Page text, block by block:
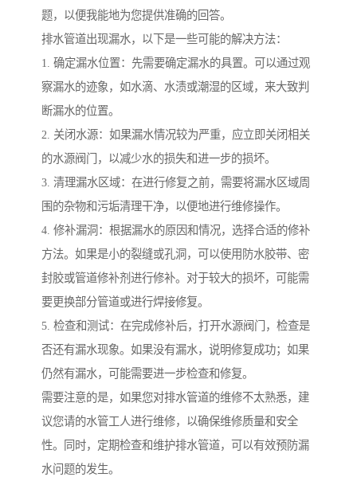
题，以便我能地为您提供准确的回答。
排水管道出现漏水，以下是一些可能的解决方法：
1. 确定漏水位置：先需要确定漏水的具置。可以通过观
察漏水的迹象，如水滴、水渍或潮湿的区域，来大致判
断漏水的位置。
2. 关闭水源：如果漏水情况较为严重，应立即关闭相关
的水源阀门，以减少水的损失和进一步的损坏。
3. 清理漏水区域：在进行修复之前，需要将漏水区域周
围的杂物和污垢清理干净，以便地进行维修操作。
4. 修补漏洞：根据漏水的原因和情况，选择合适的修补
方法。如果是小的裂缝或孔洞，可以使用防水胶带、密
封胶或管道修补剂进行修补。对于较大的损坏，可能需
要更换部分管道或进行焊接修复。
5. 检查和测试：在完成修补后，打开水源阀门，检查是
否还有漏水现象。如果没有漏水，说明修复成功；如果
仍然有漏水，可能需要进一步检查和修复。
需要注意的是，如果您对排水管道的维修不太熟悉，建
议您请的水管工人进行维修，以确保维修质量和安全
性。同时，定期检查和维护排水管道，可以有效预防漏
水问题的发生。